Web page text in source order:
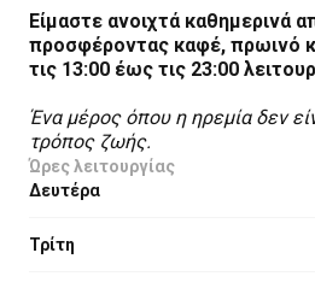
Είμαστε ανοιχτά καθημερινά
προσφέροντας καφέ, πρωινό
τις 13:00 έως τις 23:00
Ένα μέρος όπου η ηρεμία δεν
τρόπος ζωής.
Ώρες λειτουργίας
Δευτέρα
Τρίτη